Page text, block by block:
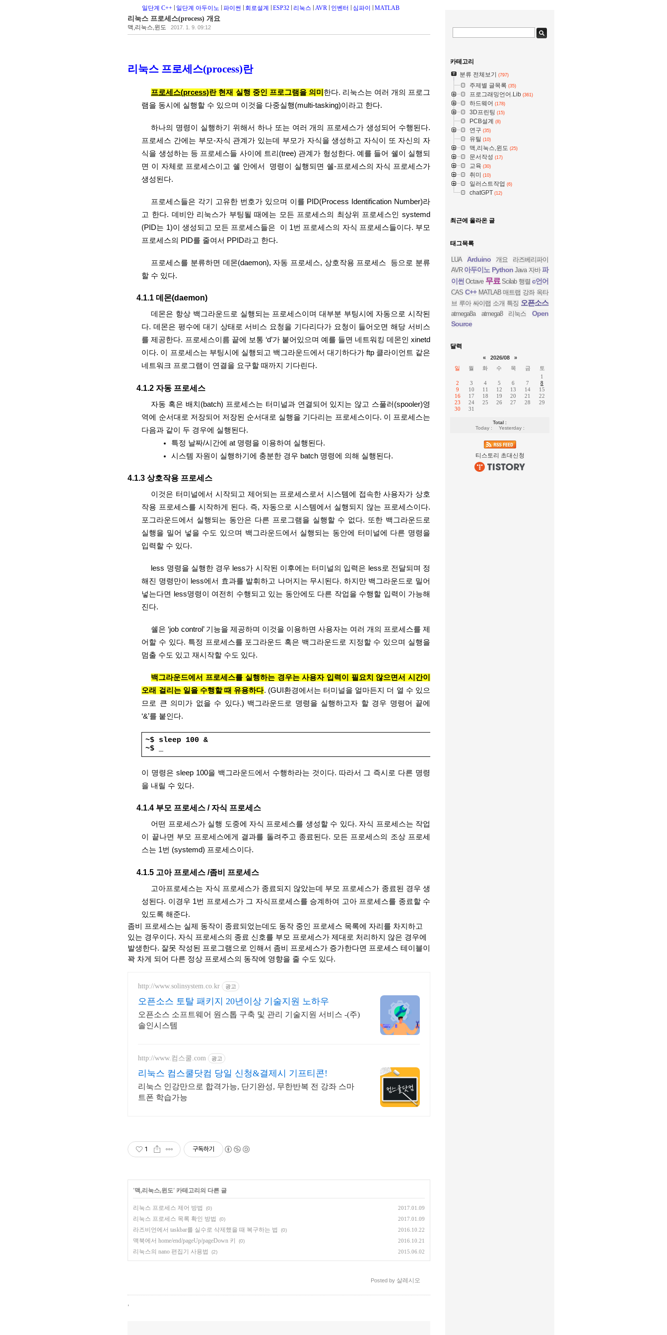
일단계 C++ 일단계 아두이노 파이썬 회로설계 ESP32 리눅스 AVR 인벤터 심파이 MATLAB
리눅스 프로세스(process) 개요
맥,리눅스,윈도 2017. 1. 9. 09:12
리눅스 프로세스(process)란
프로세스(prcess)란 현재 실행 중인 프로그램을 의미 한다. 리눅스는 여러 개의 프로그
램을 동시에 실행할 수 있으며 이것을 다중실행(multi-tasking)이라고 한다.
하나의 명령이 실행하기 위해서 하나 또는 여러 개의 프로세스가 생성되어 수행된다.
프로세스 간에는 부모-자식 관계가 있는데 부모가 자식을 생성하고 자식이 또 자신의 자
식을 생성하는 등 프로세스들 사이에 트리(tree) 관계가 형성한다. 예를 들어 쉘이 실행되
면 이 자체로 프로세스이고 쉘 안에서  명령이 실행되면 쉘-프로세스의 자식 프로세스가
생성된다.
프로세스들은 각기 고유한 번호가 있으며 이를 PID(Process Identification Number)라
고 한다. 데비안 리눅스가 부팅될 때에는 모든 프로세스의 최상위 프로세스인 systemd
(PID는 1)이 생성되고 모든 프로세스들은  이 1번 프로세스의 자식 프로세스들이다. 부모
프로세스의 PID를 줄여서 PPID라고 한다.
프로세스를 분류하면 데몬(daemon), 자동 프로세스, 상호작용 프로세스  등으로 분류
할 수 있다.
4.1.1 데몬(daemon)
데몬은 항상 백그라운드로 실행되는 프로세스이며 대부분 부팅시에 자동으로 시작된
다. 데몬은 평수에 대기 상태로 서비스 요청을 기다리다가 요청이 들어오면 해당 서비스
를 제공한다. 프로세스이름 끝에 보통 ‘d’가 붙어있으며 예를 들면 네트워킹 데몬인 xinetd
이다. 이 프로세스는 부팅시에 실행되고 백그라운드에서 대기하다가 ftp 클라이언트 같은
네트워크 프로그램이 연결을 요구할 때까지 기다린다.
4.1.2 자동 프로세스
자동 혹은 배치(batch) 프로세스는 터미널과 연결되어 있지는 않고 스풀러(spooler)영
역에 순서대로 저장되어 저장된 순서대로 실행을 기다리는 프로세스이다. 이 프로세스는
다음과 같이 두 경우에 실행된다.
특정 날짜/시간에 at 명령을 이용하여 실행된다.
시스템 자원이 실행하기에 충분한 경우 batch 명령에 의해 실행된다.
4.1.3 상호작용 프로세스
이것은 터미널에서 시작되고 제어되는 프로세스로서 시스템에 접속한 사용자가 상호
작용 프로세스를 시작하게 된다. 즉, 자동으로 시스템에서 실행되지 않는 프로세스이다.
포그라운드에서 실행되는 동안은 다른 프로그램을 실행할 수 없다. 또한 백그라운드로
실행을 밀어 넣을 수도 있으며 백그라운드에서 실행되는 동안에 터미널에 다른 명령을
입력할 수 있다.
less 명령을 실행한 경우 less가 시작된 이후에는 터미널의 입력은 less로 전달되며 정
해진 명령만이 less에서 효과를 발휘하고 나머지는 무시된다. 하지만 백그라운드로 밀어
넣는다면 less명령이 여전히 수행되고 있는 동안에도 다른 작업을 수행할 입력이 가능해
진다.
쉘은 ‘job control’ 기능을 제공하며 이것을 이용하면 사용자는 여러 개의 프로세스를 제
어할 수 있다. 특정 프로세스를 포그라운드 혹은 백그라운드로 지정할 수 있으며 실행을
멈출 수도 있고 재시작할 수도 있다.
백그라운드에서 프로세스를 실행하는 경우는 사용자 입력이 필요치 않으면서 시간이
오래 걸리는 일을 수행할 때 유용하다. (GUI환경에서는 터미널을 얼마든지 더 열 수 있으
므로 큰 의미가 없을 수 있다.) 백그라운드로 명령을 실행하고자 할 경우 명령어 끝에
‘&’를 붙인다.
~$ sleep 100 &
~$ _
이 명령은 sleep 100을 백그라운드에서 수행하라는 것이다. 따라서 그 즉시로 다른 명령
을 내릴 수 있다.
4.1.4 부모 프로세스 / 자식 프로세스
어떤 프로세스가 실행 도중에 자식 프로세스를 생성할 수 있다. 자식 프로세스는 작업
이 끝나면 부모 프로세스에게 결과를 돌려주고 종료된다. 모든 프로세스의 조상 프로세
스는 1번 (systemd) 프로세스이다.
4.1.5 고아 프로세스 /좀비 프로세스
고아프로세스는 자식 프로세스가 종료되지 않았는데 부모 프로세스가 종료된 경우 생
성된다. 이경우 1번 프로세스가 그 자식프로세스를 승계하여 고아 프로세스를 종료할 수
있도록 해준다.
좀비 프로세스는 실제 동작이 종료되었는데도 동작 중인 프로세스 목록에 자리를 차지하고
있는 경우이다. 자식 프로세스의 종료 신호를 부모 프로세스가 제대로 처리하지 않은 경우에
발생한다. 잘못 작성된 프로그램으로 인해서 좀비 프로세스가 증가한다면 프로세스 테이블이
꽉 차게 되어 다른 정상 프로세스의 동작에 영향을 줄 수도 있다.
http://www.solinsystem.co.kr 광고
오픈소스 토탈 패키지 20년이상 기술지원 노하우
오픈소스 소프트웨어 원스톱 구축 및 관리 기술지원 서비스 -(주)
솔인시스템
http://www.컴스쿨.com 광고
리눅스 컴스쿨닷컴 당일 신청&결제시 기프티콘!
리눅스 인강만으로 합격가능, 단기완성, 무한반복 전 강좌 스마
트폰 학습가능
1 구독하기
'맥,리눅스,윈도' 카테고리의 다른 글
리눅스 프로세스 제어 방법 (0) 2017.01.09
리눅스 프로세스 목록 확인 방법 (0) 2017.01.09
라즈비언에서 taskbar를 실수로 삭제했을 때 복구하는 법 (0) 2016.10.22
맥북에서 home/end/pageUp/pageDown 키 (0) 2016.10.21
리눅스의 nano 편집기 사용법 (2) 2015.06.02
Posted by 살레시오
카테고리
분류 전체보기 (797)
주제별 글목록 (35)
프로그래밍언어.Lib (361)
하드웨어 (178)
3D프린팅 (15)
PCB설계 (8)
연구 (35)
유틸 (10)
맥,리눅스,윈도 (25)
문서작성 (17)
교육 (30)
취미 (10)
일러스트작업 (6)
chatGPT (12)
최근에 올라온 글
태그목록
LUA Arduino 개요
라즈베리파이
AVR 아두이노 Python Java 자바 파
이썬 Octave 무료 Scilab 행렬 c언어
CAS C++ MATLAB 매트랩 강좌 옥타
브 루아 싸이랩 소개 특징 오픈소스
atmega8a atmega8 리눅스
Open
Source
달력
« 2026/08
»
일
월 화 수 목 금
토
1
2
3 4 5 6 7
8
9
10 11 12 13 14
15
16
17 18 19 20 21
22
23
24 25 26 27 28
29
30
31
Total :
Today :
Yesterday :
티스토리 초대신청